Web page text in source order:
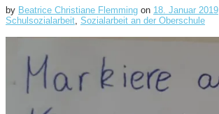
by Beatrice Christiane Flemming on 18. Januar 2019
Schulsozialarbeit, Sozialarbeit an der Oberschule